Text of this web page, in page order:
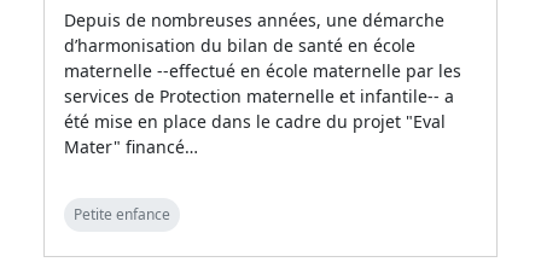
Depuis de nombreuses années, une démarche
d’harmonisation du bilan de santé en école
maternelle --effectué en école maternelle par les
services de Protection maternelle et infantile-- a
été mise en place dans le cadre du projet "Eval
Mater" financé…
Petite enfance